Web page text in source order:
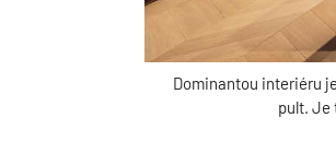
Dominantou interiéru
pult. Je